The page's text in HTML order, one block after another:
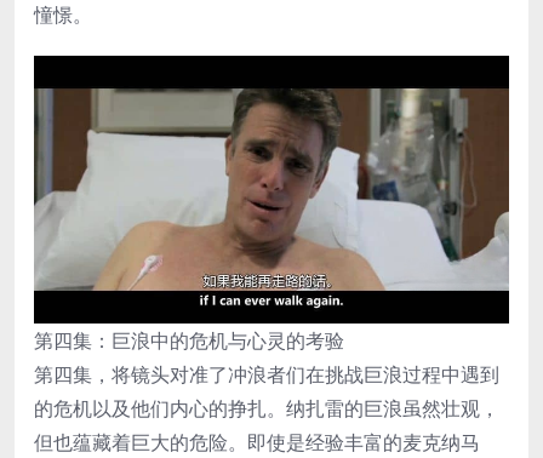
憧憬。
第四集：巨浪中的危机与心灵的考验
第四集，将镜头对准了冲浪者们在挑战巨浪过程中遇到
的危机以及他们内心的挣扎。纳扎雷的巨浪虽然壮观，
但也蕴藏着巨大的危险。即使是经验丰富的麦克纳马